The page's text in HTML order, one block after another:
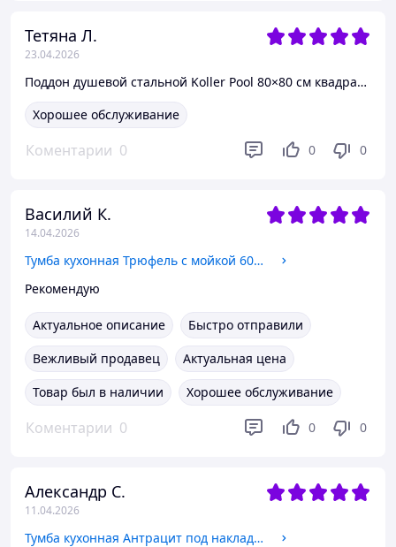
Тетяна Л.
23.04.2026
Поддон душевой стальной Koller Pool 80×80 см квадратный белый эмалированный
Хорошее обслуживание
Коментарии 0 0 0
Василий К.
14.04.2026
Тумба кухонная Трюфель с мойкой 60x60 (0,6мм) правая чаша, смеситель рефлекторный, сифон
Рекомендую
Актуальное описание
Быстро отправили
Вежливый продавец
Актуальная цена
Товар был в наличии
Хорошее обслуживание
Коментарии 0 0 0
Александр С.
11.04.2026
Тумба кухонная Антрацит под накладную мойку 50x50 или 50x60